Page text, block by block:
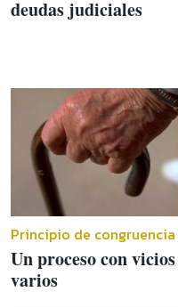
deudas judiciales
Principio de congruencia
Un proceso con vicios
varios